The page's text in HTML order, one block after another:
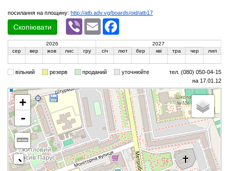
посилання на площину: http://atb.adv.vg/boards/oid/atb17
Скопіювати
Viber Email
2026
2027
сер
вер жов лис гру січ лют бер кві тра чер лип
вільний резерв проданий уточнюйте
тел. (080) 050-04-15
на 17.01.12
+
-